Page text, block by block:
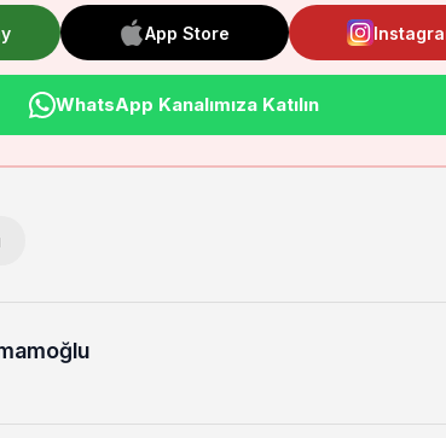
App Store
WhatsApp Kanalımıza Katılın